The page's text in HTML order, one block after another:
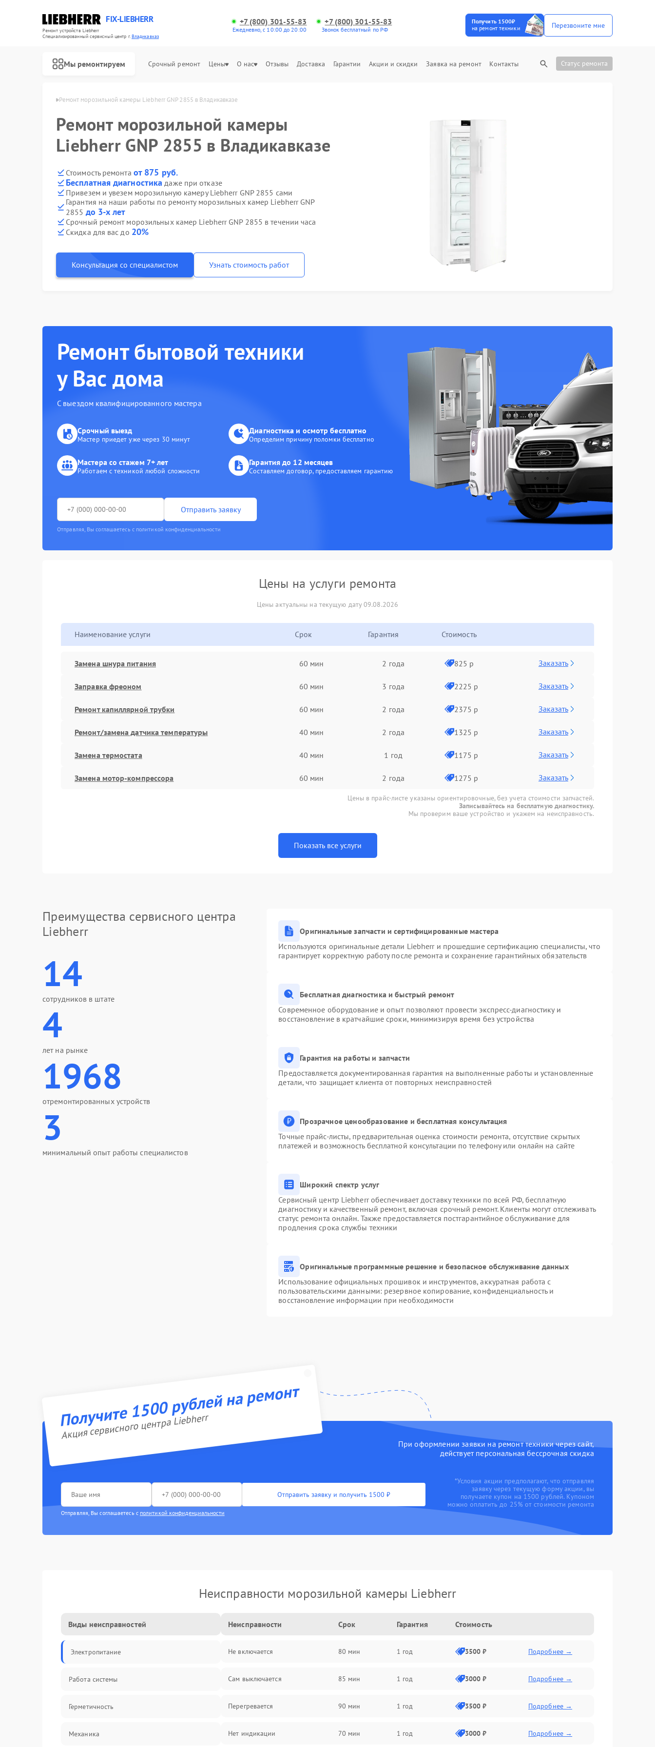
FIX-LIEBHERR
Ремонт устройств Liebherr
Специализированный cервисный центр г.Владикавказ
+7 (800) 301-55-83
Ежедневно, с 10:00 до 20:00
+7 (800) 301-55-83
Звонок бесплатный по РФ
Получить 1500₽
на ремонт техники
Перезвоните мне
Мы ремонтируем Срочный ремонт Цены О нас Отзывы Доставка Гарантии Акции и скидки Заявка на ремонт Контакты Статус ремонта
Ремонт морозильной камеры Liebherr GNP 2855 в Владикавказе
Ремонт морозильной камеры
Liebherr GNP 2855 в Владикавказе
Стоимость ремонта от 875 руб.
Бесплатная диагностика даже при отказе
Привезем и увезем морозильную камеру Liebherr GNP 2855 сами
Гарантия на наши работы по ремонту морозильных камер Liebherr GNP
2855 до 3-х лет
Срочный ремонт морозильных камер Liebherr GNP 2855 в течении часа
Скидка для вас до 20%
Консультация со специалистом Узнать стоимость работ
Ремонт бытовой техники
у Вас дома
С выездом квалифицированного мастера
Срочный выезд
Мастер приедет уже через 30 минут
Диагностика и осмотр бесплатно
Определим причину поломки бесплатно
Мастера со стажем 7+ лет
Работаем с техникой любой сложности
Гарантия до 12 месяцев
Составляем договор, предоставляем гарантию
Отправить заявку
Отправляя, Вы соглашаетесь с политикой конфиденциальности
Цены на услуги ремонта
Цены актуальны на текущую дату 09.08.2026
Наименование услуги Срок Гарантия Стоимость
Замена шнура питания 60 мин 2 года 825 р Заказать
Заправка фреоном 60 мин 3 года 2225 р Заказать
Ремонт капиллярной трубки 60 мин 2 года 2375 р Заказать
Ремонт/замена датчика температуры 40 мин 2 года 1325 р Заказать
Замена термостата 40 мин 1 год 1175 р Заказать
Замена мотор-компрессора 60 мин 2 года 1275 р Заказать
Цены в прайс-листе указаны ориентировочные, без учета стоимости запчастей.
Записывайтесь на бесплатную диагностику.
Мы проверим ваше устройство и укажем на неисправность.
Показать все услуги
Преимущества сервисного центра
Liebherr
14
сотрудников в штате
4
лет на рынке
1968
отремонтированных устройств
3
минимальный опыт работы специалистов
Оригинальные запчасти и сертифицированные мастера
Используются оригинальные детали Liebherr и прошедшие сертификацию специалисты, что
гарантирует корректную работу после ремонта и сохранение гарантийных обязательств
Бесплатная диагностика и быстрый ремонт
Современное оборудование и опыт позволяют провести экспресс-диагностику и
восстановление в кратчайшие сроки, минимизируя время без устройства
Гарантия на работы и запчасти
Предоставляется документированная гарантия на выполненные работы и установленные
детали, что защищает клиента от повторных неисправностей
Прозрачное ценообразование и бесплатная консультация
Точные прайс-листы, предварительная оценка стоимости ремонта, отсутствие скрытых
платежей и возможность бесплатной консультации по телефону или онлайн на сайте
Широкий спектр услуг
Сервисный центр Liebherr обеспечивает доставку техники по всей РФ, бесплатную
диагностику и качественный ремонт, включая срочный ремонт. Клиенты могут отслеживать
статус ремонта онлайн. Также предоставляется постгарантийное обслуживание для
продления срока службы техники
Оригинальные программные решение и безопасное обслуживание данных
Использование официальных прошивок и инструментов, аккуратная работа с
пользовательскими данными: резервное копирование, конфиденциальность и
восстановление информации при необходимости
Получите 1500 рублей на ремонт
Акция сервисного центра Liebherr
При оформлении заявки на ремонт техники через сайт,
действует персональная бессрочная скидка
Отправить заявку и получить 1500 ₽
Отправляя, Вы соглашаетесь с политикой конфиденциальности
*Условия акции предполагают, что отправляя
заявку через текущую форму акции, вы
получаете купон на 1500 рублей. Купоном
можно оплатить до 25% от стоимости ремонта
Неисправности морозильной камеры Liebherr
Виды неисправностей
Электропитание
Работа системы
Герметичность
Механика
Неисправности Срок Гарантия Стоимость
Не включается 80 мин 1 год 3500 ₽ Подробнее →
Сам выключается 85 мин 1 год 3000 ₽ Подробнее →
Перегревается 90 мин 1 год 3500 ₽ Подробнее →
Нет индикации 70 мин 1 год 3000 ₽ Подробнее →